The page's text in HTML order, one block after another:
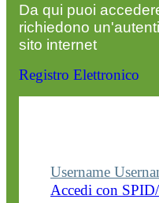
Da qui puoi
richiedono
sito internet
Registro Elettronico
Username
Accedi con